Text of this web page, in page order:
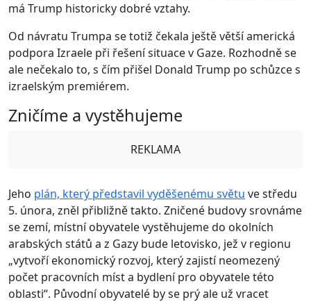
má Trump historicky dobré vztahy.
Od návratu Trumpa se totiž čekala ještě větší americká
podpora Izraele při řešení situace v Gaze. Rozhodně se
ale nečekalo to, s čím přišel Donald Trump po schůzce s
izraelským premiérem.
Zničíme a vystěhujeme
REKLAMA
Jeho plán, který představil vyděšenému světu ve středu
5. února, zněl přibližně takto. Zničené budovy srovnáme
se zemí, místní obyvatele vystěhujeme do okolních
arabských států a z Gazy bude letovisko, jež v regionu
„vytvoří ekonomický rozvoj, který zajistí neomezený
počet pracovních míst a bydlení pro obyvatele této
oblasti“. Původní obyvatelé by se prý ale už vracet